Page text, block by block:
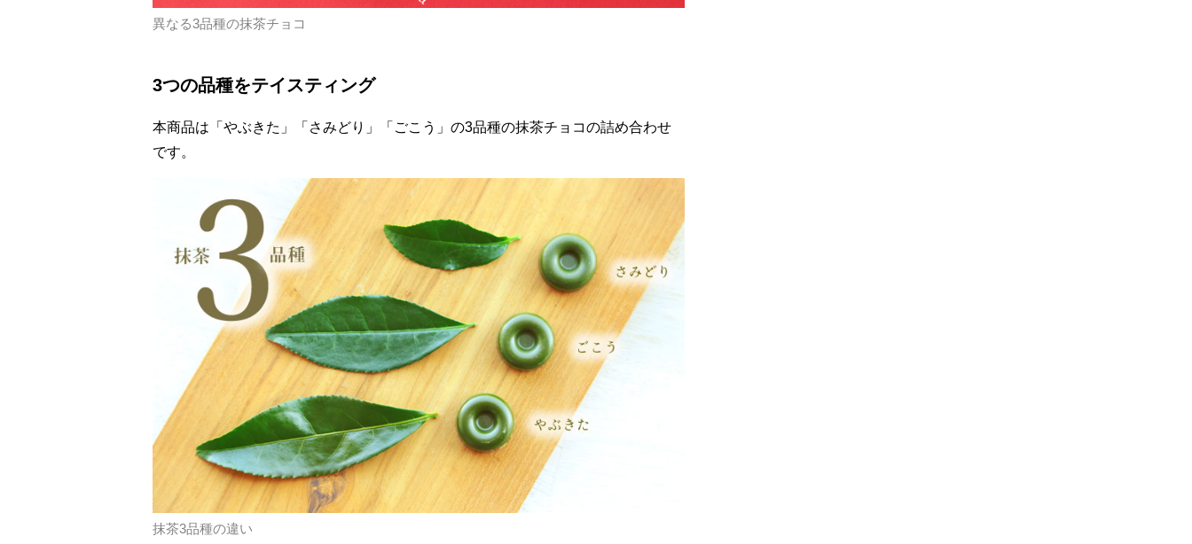
異なる3品種の抹茶チョコ
3つの品種をテイスティング
本商品は「やぶきた」「さみどり」「ごこう」の3品種の抹茶チョコの詰め合わせ
です。
抹茶3品種の違い